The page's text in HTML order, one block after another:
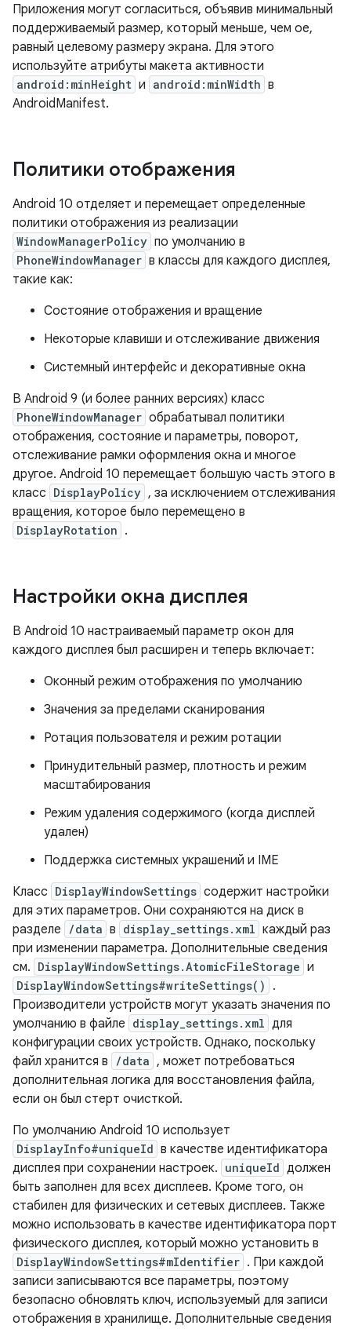
Приложения могут согласиться, объявив минимальный
поддерживаемый размер, который меньше, чем oe,
равный целевому размеру экрана. Для этого
используйте атрибуты макета активности
android:minHeight и android:minWidth в
AndroidManifest.
Политики отображения
Android 10 отделяет и перемещает определенные
политики отображения из реализации
WindowManagerPolicy по умолчанию в
PhoneWindowManager в классы для каждого дисплея,
такие как:
Состояние отображения и вращение
Некоторые клавиши и отслеживание движения
Системный интерфейс и декоративные окна
В Android 9 (и более ранних версиях) класс
PhoneWindowManager обрабатывал политики
отображения, состояние и параметры, поворот,
отслеживание рамки оформления окна и многое
другое. Android 10 перемещает большую часть этого в
класс DisplayPolicy , за исключением отслеживания
вращения, которое было перемещено в
DisplayRotation .
Настройки окна дисплея
В Android 10 настраиваемый параметр окон для
каждого дисплея был расширен и теперь включает:
Оконный режим отображения по умолчанию
Значения за пределами сканирования
Ротация пользователя и режим ротации
Принудительный размер, плотность и режим
масштабирования
Режим удаления содержимого (когда дисплей
удален)
Поддержка системных украшений и IME
Класс DisplayWindowSettings содержит настройки
для этих параметров. Они сохраняются на диск в
разделе
/data в display_settings.xml каждый раз
при изменении параметра. Дополнительные сведения
см. DisplayWindowSettings.AtomicFileStorage и
DisplayWindowSettings#writeSettings()
.
Производители устройств могут указать значения по
умолчанию в файле display_settings.xml для
конфигурации своих устройств. Однако, поскольку
файл хранится в
/data , может потребоваться
дополнительная логика для восстановления файла,
если он был стерт очисткой.
По умолчанию Android 10 использует
DisplayInfo#uniqueId в качестве идентификатора
дисплея при сохранении настроек. uniqueId должен
быть заполнен для всех дисплеев. Кроме того, он
стабилен для физических и сетевых дисплеев. Также
можно использовать в качестве идентификатора порт
физического дисплея, который можно установить в
DisplayWindowSettings#mIdentifier . При каждой
записи записываются все параметры, поэтому
безопасно обновлять ключ, используемый для записи
отображения в хранилище. Дополнительные сведения